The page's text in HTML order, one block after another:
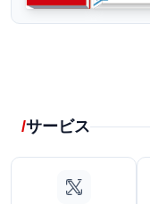
サービス